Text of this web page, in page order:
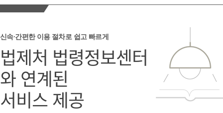
신속·간편한 이용 절차로 쉽고 빠르게
법제처 법령정보센터
와 연계된
서비스 제공